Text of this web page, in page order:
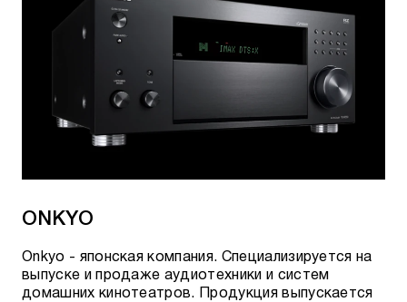
ONKYO
Onkyo - японская компания. Специализируется на
выпуске и продаже аудиотехники и систем
домашних кинотеатров. Продукция выпускается